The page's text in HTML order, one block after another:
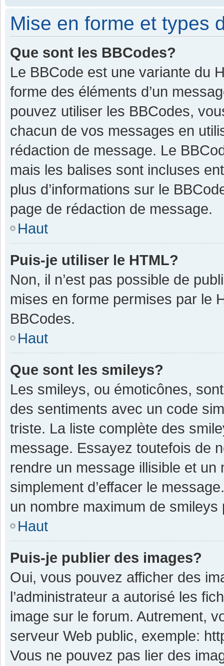
Mise en forme et types
Que sont les BBCodes?
Le BBCode est une variante du
forme des éléments d’un
pouvez utiliser les BBCodes,
chacun de vos messages en
rédaction de message. Le
mais les balises sont incluses
plus d’informations sur le
page de rédaction de message.
Haut
Puis-je utiliser le HTML?
Non, il n’est pas possible de
mises en forme permises par le
BBCodes.
Haut
Que sont les smileys?
Les smileys, ou émoticônes,
des sentiments avec un code
triste. La liste complète des
message. Essayez toutefois de
rendre un message illisible et
simplement d’effacer le
un nombre maximum de smileys
Haut
Puis-je publier des images?
Oui, vous pouvez afficher des
l’administrateur a autorisé les
image sur le forum. Autrement,
serveur Web public, exemple:
Vous ne pouvez pas lier des